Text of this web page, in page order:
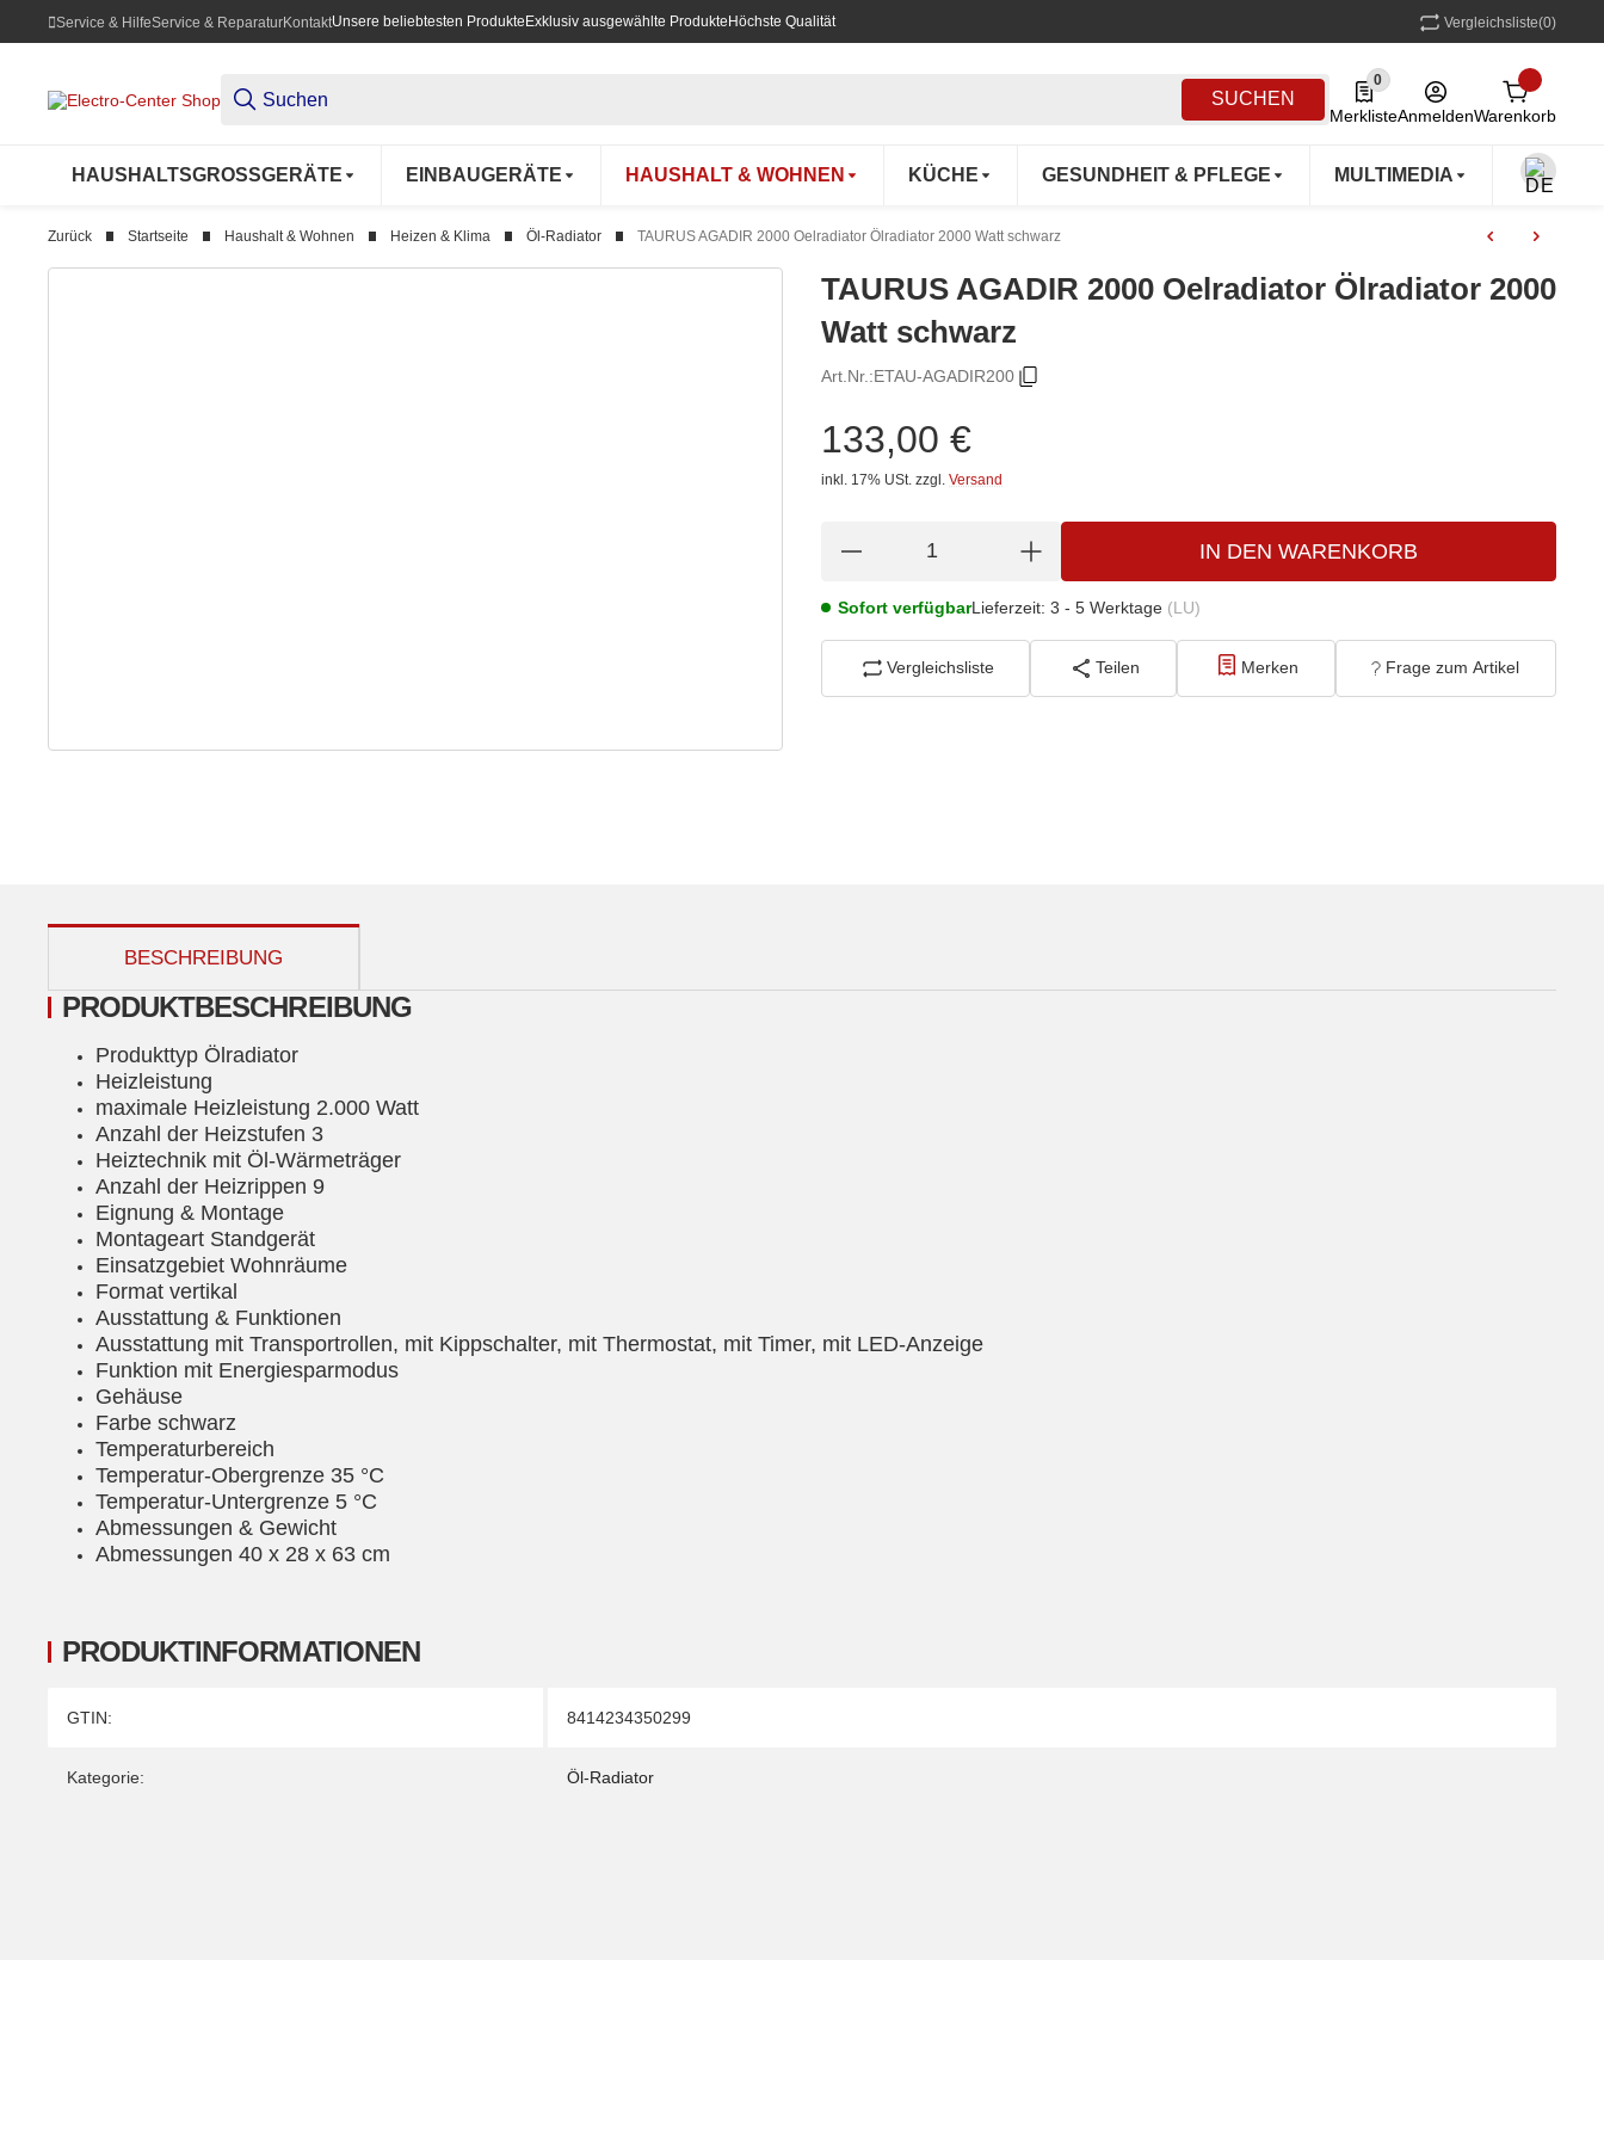
Service & HilfeService & ReparaturKontaktUnsere beliebtesten Produkte Exklusiv ausgewählte Produkte Höchste Qualität Vergleichsliste(0)
SUCHEN
0
0 Produkte in der Liste
MerklisteAnmeldenWarenkorb
HAUSHALTSGROSSGERÄTE EINBAUGERÄTE HAUSHALT & WOHNEN KÜCHE GESUNDHEIT & PFLEGE MULTIMEDIA
Zurück Startseite Haushalt & Wohnen Heizen & Klima Öl-Radiator TAURUS AGADIR 2000 Oelradiator Ölradiator 2000 Watt schwarz
TAURUS AGADIR 2000 Oelradiator Ölradiator 2000
Watt schwarz
Art.Nr.:ETAU-AGADIR200
133,00 €
inkl. 17% USt. zzgl. Versand
IN DEN WARENKORB
Sofort verfügbarLieferzeit: 3 - 5 Werktage (LU)
Vergleichsliste Teilen Merken Frage zum Artikel
BESCHREIBUNG
PRODUKTINFORMATIONEN
Produkteigenschaft
Wert
GTIN: 8414234350299
Kategorie: Öl-Radiator
PRODUKTBESCHREIBUNG
Produkttyp Ölradiator
Heizleistung
maximale Heizleistung 2.000 Watt
Anzahl der Heizstufen 3
Heiztechnik mit Öl-Wärmeträger
Anzahl der Heizrippen 9
Eignung & Montage
Montageart Standgerät
Einsatzgebiet Wohnräume
Format vertikal
Ausstattung & Funktionen
Ausstattung mit Transportrollen, mit Kippschalter, mit Thermostat, mit Timer, mit LED-Anzeige
Funktion mit Energiesparmodus
Gehäuse
Farbe schwarz
Temperaturbereich
Temperatur-Obergrenze 35 °C
Temperatur-Untergrenze 5 °C
Abmessungen & Gewicht
Abmessungen 40 x 28 x 63 cm